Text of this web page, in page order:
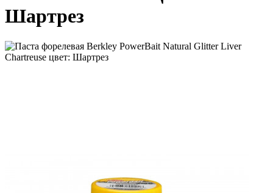
Шартрез